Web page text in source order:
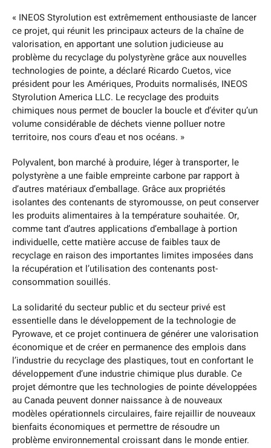
« INEOS Styrolution est extrêmement enthousiaste de lancer
ce projet, qui réunit les principaux acteurs de la chaîne de
valorisation, en apportant une solution judicieuse au
problème du recyclage du polystyrène grâce aux nouvelles
technologies de pointe, a déclaré Ricardo Cuetos, vice
président pour les Amériques, Produits normalisés, INEOS
Styrolution America LLC. Le recyclage des produits
chimiques nous permet de boucler la boucle et d’éviter qu’un
volume considérable de déchets vienne polluer notre
territoire, nos cours d’eau et nos océans. »
Polyvalent, bon marché à produire, léger à transporter, le
polystyrène a une faible empreinte carbone par rapport à
d’autres matériaux d’emballage. Grâce aux propriétés
isolantes des contenants de styromousse, on peut conserver
les produits alimentaires à la température souhaitée. Or,
comme tant d’autres applications d’emballage à portion
individuelle, cette matière accuse de faibles taux de
recyclage en raison des importantes limites imposées dans
la récupération et l’utilisation des contenants post-
consommation souillés.
La solidarité du secteur public et du secteur privé est
essentielle dans le développement de la technologie de
Pyrowave, et ce projet continuera de générer une valorisation
économique et de créer en permanence des emplois dans
l’industrie du recyclage des plastiques, tout en confortant le
développement d’une industrie chimique plus durable. Ce
projet démontre que les technologies de pointe développées
au Canada peuvent donner naissance à de nouveaux
modèles opérationnels circulaires, faire rejaillir de nouveaux
bienfaits économiques et permettre de résoudre un
problème environnemental croissant dans le monde entier.